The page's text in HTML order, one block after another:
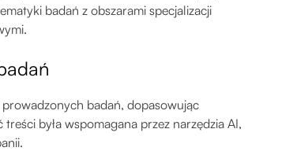
badań z obszarami specjalizacji
badań, dopasowując
była wspomagana przez narzędzia AI,